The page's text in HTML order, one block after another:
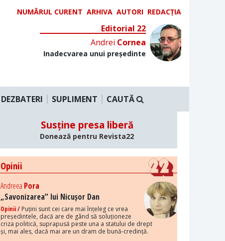
NUMĂRUL CURENT ARHIVA AUTORI REDACȚIA
Editorial 22
Andrei Cornea
Inadecvarea unui președinte
DEZBATERI SUPLIMENT CAUTĂ
Susține presa liberă
Donează pentru Revista22
Opinii
Andreea Pora
„Savonizarea” lui Nicușor Dan
Opinii / Puțini sunt cei care mai înțeleg ce vrea
președintele, dacă are de gând să soluționeze
criza politică, suprapusă peste una a statului de drept
și, mai ales, dacă mai are un dram de bună-credință.